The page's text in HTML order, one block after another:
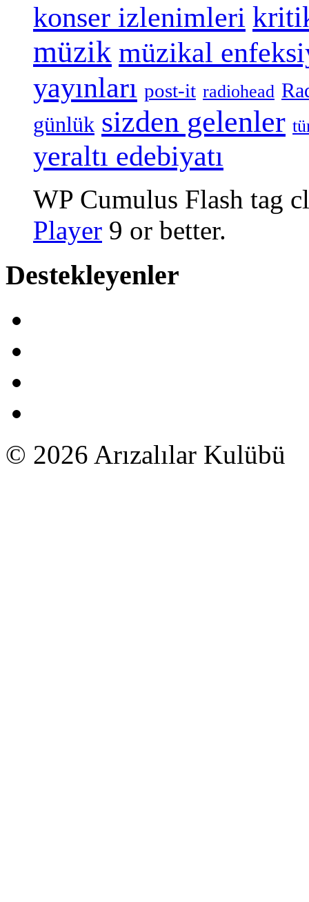
konser izlenimleri
müzik müzikal
yayınları post-it radiohead
günlük sizden gelenler
yeraltı edebiyatı
WP Cumulus Flash tag
Player 9 or better.
Destekleyenler
© 2026 Arızalılar Kulübü